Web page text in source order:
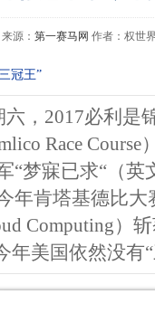
来源：第一赛马网 作者：权世
冠王”
，2017必利是
Race
“梦寐已求“（英
年肯塔基德比大
Computing）
年美国依然没有